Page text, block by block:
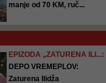
manje od 70 KM, ruč...
EPIZODA „ZATURENA ILI...:
DEPO VREMEPLOV:
Zaturena Ilidža